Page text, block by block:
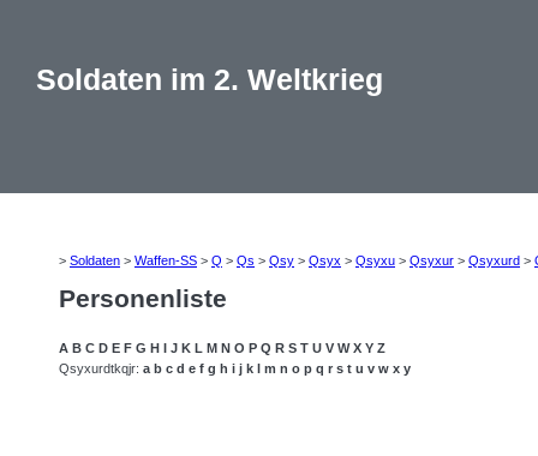
Soldaten im 2. Weltkrieg
> Soldaten > Waffen-SS > Q > Qs > Qsy > Qsyx > Qsyxu > Qsyxur > Qsyxurd >
Personenliste
A B C D E F G H I J K L M N O P Q R S T U V W X Y Z
Qsyxurdtkqjr: a b c d e f g h i j k l m n o p q r s t u v w x y